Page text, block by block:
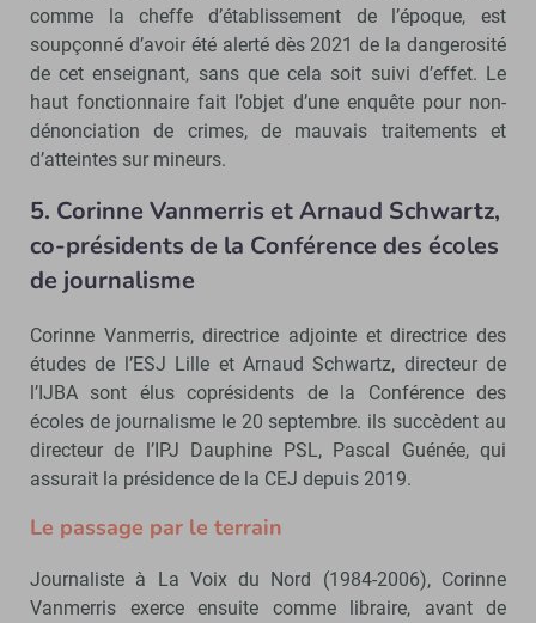
comme la cheffe d’établissement de l’époque, est
soupçonné d’avoir été alerté dès 2021 de la dangerosité
de cet enseignant, sans que cela soit suivi d’effet. Le
haut fonctionnaire fait l’objet d’une enquête pour non-
dénonciation de crimes, de mauvais traitements et
d’atteintes sur mineurs.
5. Corinne Vanmerris et Arnaud Schwartz,
co-présidents de la Conférence des écoles
de journalisme
Corinne Vanmerris, directrice adjointe et directrice des
études de l’ESJ Lille et Arnaud Schwartz, directeur de
l’IJBA sont élus coprésidents de la Conférence des
écoles de journalisme le 20 septembre. ils succèdent au
directeur de l’IPJ Dauphine PSL, Pascal Guénée, qui
assurait la présidence de la CEJ depuis 2019.
Le passage par le terrain
Journaliste à La Voix du Nord (1984-2006), Corinne
Vanmerris exerce ensuite comme libraire, avant de